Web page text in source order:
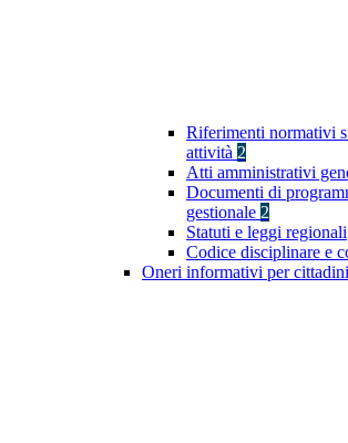
Riferimenti normativi
attività 2
Atti amministrativi
Documenti di
gestionale 2
Statuti e leggi regionali
Codice disciplinare e
Oneri informativi per